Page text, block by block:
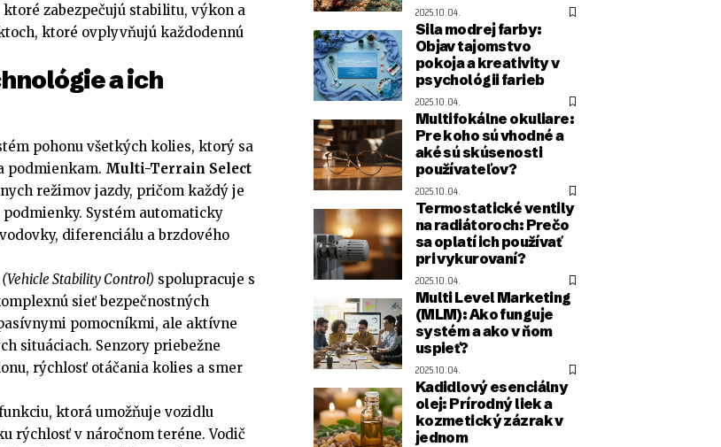
zabezpečujú stabilitu, výkon a
ktoré ovplyvňujú každodennú
a ich
pohonu všetkých kolies, ktorý sa
podmienkam. Multi-Terrain Select
režimov jazdy, pričom každý je
Systém automaticky
diferenciálu a brzdového
(Vehicle Stability Control) spolupracuje s
sieť bezpečnostných
pomocníkmi, ale aktívne
situáciach. Senzory priebežne
rýchlosť otáčania kolies a smer
ktorá umožňuje vozidlu
rýchlosť v náročnom teréne. Vodič
2025.10.04.
Sila modrej farby:
Objav tajomstvo
pokoja a kreativity v
psychológii farieb
2025.10.04.
Multifokálne okuliare:
Pre koho sú vhodné a
aké sú skúsenosti
používateľov?
2025.10.04.
Termostatické ventily
na radiátoroch: Prečo
sa oplatí ich používať
pri vykurovaní?
2025.10.04.
Multi Level Marketing
(MLM): Ako funguje
systém a ako v ňom
uspieť?
2025.10.04.
Kadidlový esenciálny
olej: Prírodný liek a
kozmetický zázrak v
jednom